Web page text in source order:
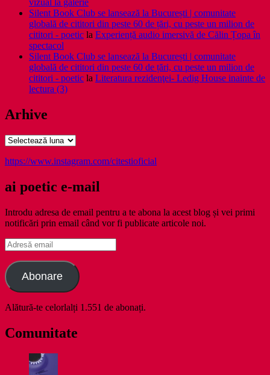
vizual la galerie
Silent Book Club se lansează la București | comunitate
globală de cititori din peste 60 de țări, cu peste un milion de
cititori - poetic la Experiență audio imersivă de Călin Țopa în
spectacol
Silent Book Club se lansează la București | comunitate
globală de cititori din peste 60 de țări, cu peste un milion de
cititori - poetic la Literatura rezidenţei- Ledig House inainte de
lectura (3)
Arhive
Arhive
https://www.instagram.com/citestioficial
ai poetic e-mail
Introdu adresa de email pentru a te abona la acest blog și vei primi
notificări prin email când vor fi publicate articole noi.
Adresă
email
Abonare
Alătură-te celorlalți 1.551 de abonați.
Comunitate